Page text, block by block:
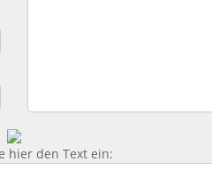
hier den Text ein: